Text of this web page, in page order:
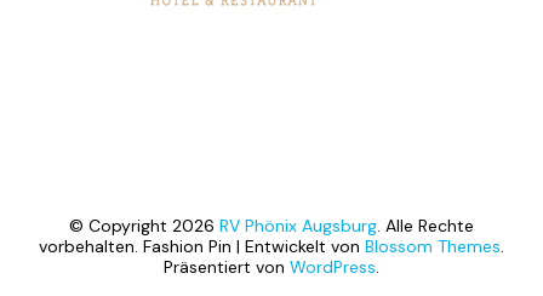
© Copyright 2026 RV Phönix Augsburg. Alle Rechte
vorbehalten. Fashion Pin | Entwickelt von Blossom Themes.
Präsentiert von WordPress.